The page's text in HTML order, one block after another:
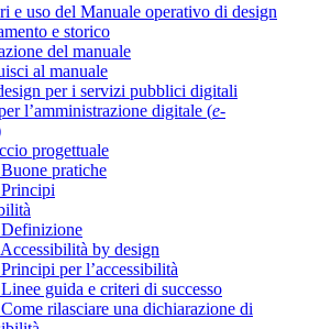
e uso del Manuale operativo di design
e storico
del manuale
al manuale
per i servizi pubblici digitali
l’amministrazione digitale (e-
progettuale
pratiche
by design
per l’accessibilità
guida e criteri di successo
rilasciare una dichiarazione di